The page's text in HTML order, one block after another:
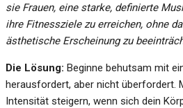
sie Frauen, eine starke, definierte
ihre Fitnessziele zu erreichen, ohne
ästhetische Erscheinung zu
Die Lösung: Beginne behutsam mit
herausfordert, aber nicht überfordert.
Intensität steigern, wenn sich dein